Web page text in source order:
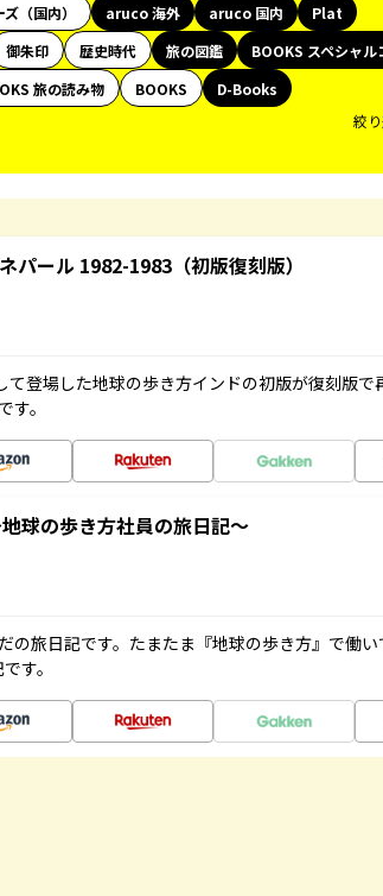
（国内） aruco 海外 aruco 国内
Plat
御朱印 歴史時代 旅の図鑑
BOOKS スペシャル
旅の読み物 BOOKS
D-Books
絞
パール 1982-1983（初版復刻版）
て登場した地球の歩き方インドの初版が復刻版
。
球の歩き方社員の旅日記～
の旅日記です。たまたま『地球の歩き方』で働
す。